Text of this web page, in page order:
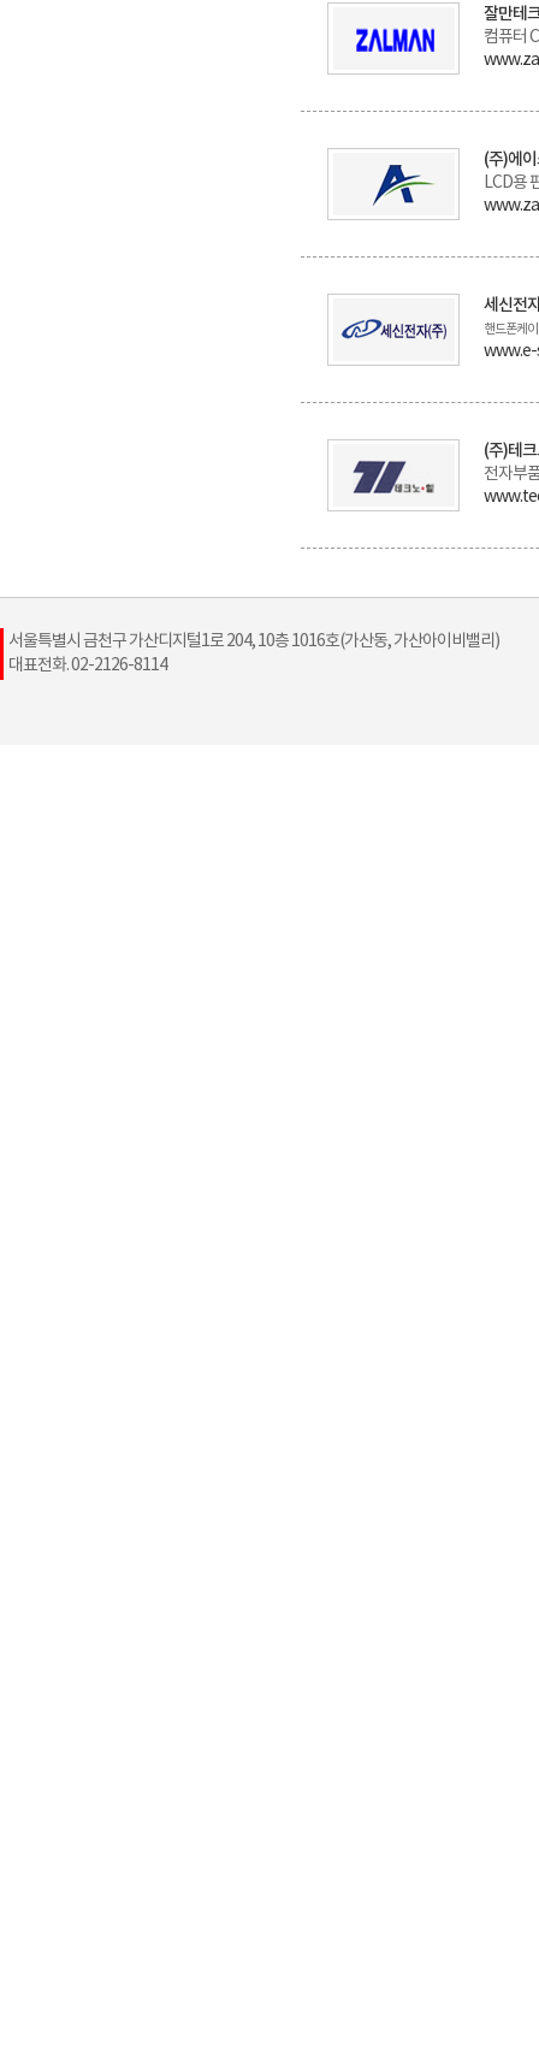
잘만테
컴퓨터
(주)에
LCD용
세신전
핸드폰케
www.e-
(주)테
전자부
서울특별시 금천구 가산디지털1로 204, 10층 1016호(가산동, 가산아이비밸리)
대표전화. 02-2126-8114